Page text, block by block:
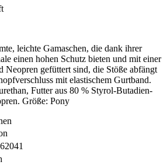
leichte Gamaschen, die dank ihrer
einen hohen Schutz bieten und mit einer
Neopren gefüttert sind, die Stöße abfängt
mit elastischem Gurtband.
Futter aus 80 % Styrol-Butadien-
Größe: Pony